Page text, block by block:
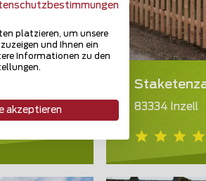
83334 Inzell
platzieren, um unsere
und Ihnen ein
Informationen zu den
akzeptieren